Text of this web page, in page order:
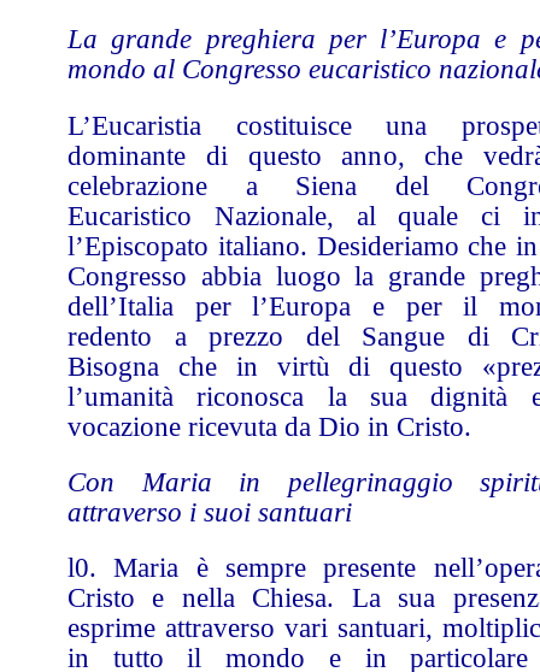
La grande preghiera per l’Europa e
mondo al Congresso eucaristico
L’Eucaristia costituisce una
dominante di questo anno, che
celebrazione a Siena del
Eucaristico Nazionale, al quale ci
l’Episcopato italiano. Desideriamo che
Congresso abbia luogo la grande
dell’Italia per l’Europa e per il
redento a prezzo del Sangue di
Bisogna che in virtù di questo
l’umanità riconosca la sua dignità
vocazione ricevuta da Dio in Cristo.
Con Maria in pellegrinaggio
attraverso i suoi santuari
l0. Maria è sempre presente
Cristo e nella Chiesa. La sua
esprime attraverso vari santuari,
in tutto il mondo e in particolare